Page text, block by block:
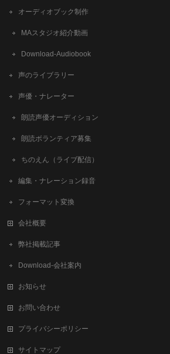
オーディオブック制作
MAスタジオ紹介動画
Download-Audiobook
声のライブラリー
声優・ナレーター
朗読声優オーディション
朗読ボランティア募集
ちのえん（ライブ配信）
編集・ナレーション録音
フォーマット変換
会社概要
弊社掲載記事
Download-会社案内
お知らせ
お問い合わせ
プライバシーポリシー
サイトマップ